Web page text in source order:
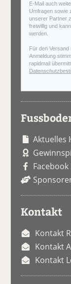
E-Mail auch
Umfragen sowie
unserer Partner
freiwillig und
werden.
Für den
Anmeldung
rapidmail
Aktuelles
Facebook
Kontakt
Kontakt
Kontakt
Kontakt